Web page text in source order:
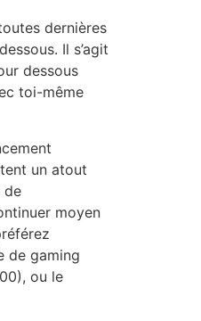
dernières
Il s’agit
dessous
toi-même
un atout
de
moyen
de gaming
ou le